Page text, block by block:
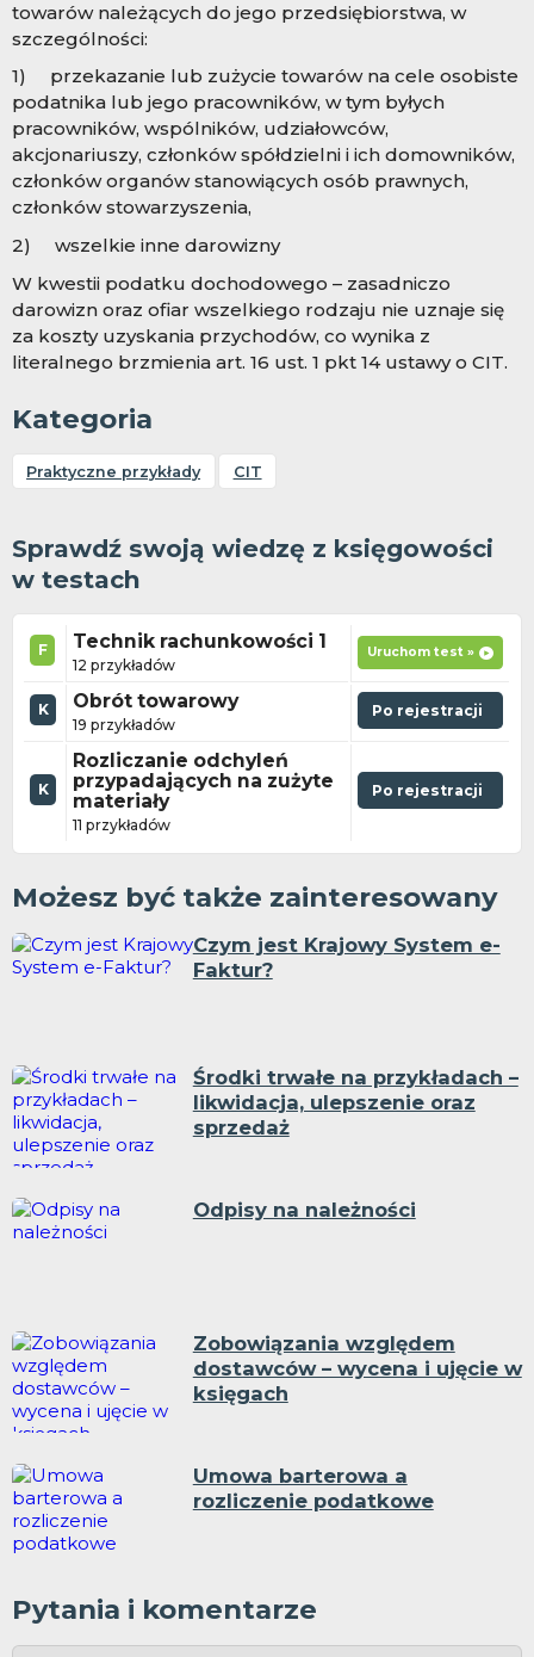
towarów należących do jego przedsiębiorstwa, w
szczególności:
1) przekazanie lub zużycie towarów na cele osobiste
podatnika lub jego pracowników, w tym byłych
pracowników, wspólników, udziałowców,
akcjonariuszy, członków spółdzielni i ich domowników,
członków organów stanowiących osób prawnych,
członków stowarzyszenia,
2) wszelkie inne darowizny
W kwestii podatku dochodowego – zasadniczo
darowizn oraz ofiar wszelkiego rodzaju nie uznaje się
za koszty uzyskania przychodów, co wynika z
literalnego brzmienia art. 16 ust. 1 pkt 14 ustawy o CIT.
Kategoria
Praktyczne przykłady CIT
Sprawdź swoją wiedzę z księgowości
w testach
F Technik rachunkowości 1
12 przykładów
Uruchom test »
K Obrót towarowy
19 przykładów
Po rejestracji
K
Rozliczanie odchyleń
przypadających na zużyte
materiały
11 przykładów
Po rejestracji
Możesz być także zainteresowany
Czym jest Krajowy System e-
Faktur?
Środki trwałe na przykładach –
likwidacja, ulepszenie oraz
sprzedaż
Odpisy na należności
Zobowiązania względem
dostawców – wycena i ujęcie w
księgach
Umowa barterowa a
rozliczenie podatkowe
Pytania i komentarze